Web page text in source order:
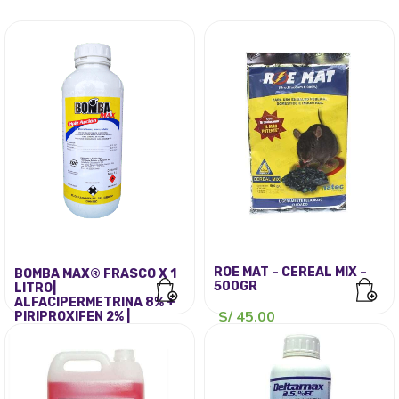
BOMBA MAX® FRASCO X 1
LITRO|
ALFACIPERMETRINA 8% +
PIRIPROXIFEN 2% |
165.00 El
precio
S/ 130.00
ROE MAT – CEREAL MIX –
500GR
S/ 45.00